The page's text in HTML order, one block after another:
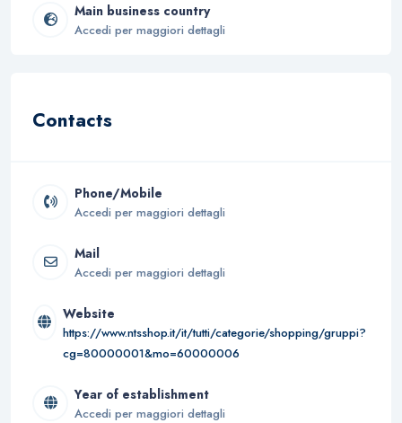
Main business country
Accedi per maggiori dettagli
Contacts
Phone/Mobile
Accedi per maggiori dettagli
Mail
Accedi per maggiori dettagli
Website
https://www.ntsshop.it/it/tutti/categorie/shopping/gruppi?
cg=80000001&mo=60000006
Year of establishment
Accedi per maggiori dettagli